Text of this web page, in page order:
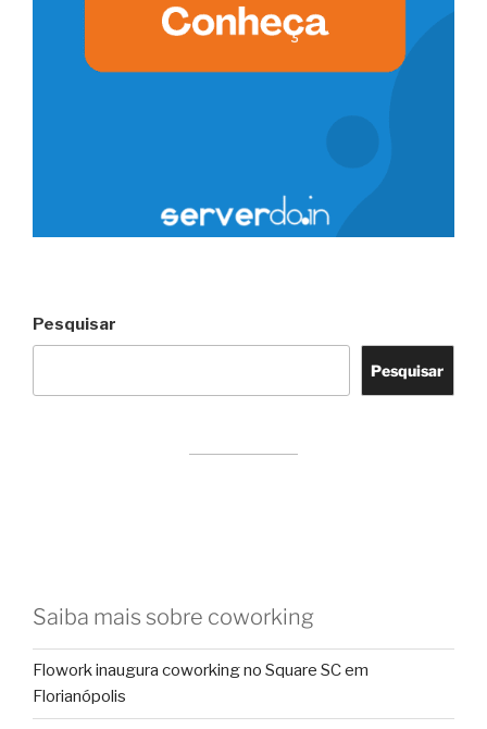
Pesquisar
Pesquisar
Saiba mais sobre coworking
Flowork inaugura coworking no Square SC em
Florianópolis